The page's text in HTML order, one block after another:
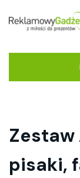
Zestaw
pisaki,